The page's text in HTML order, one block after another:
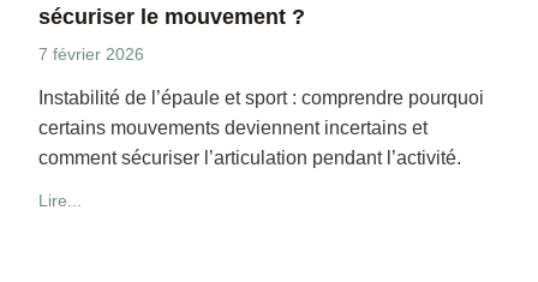
sécuriser le mouvement ?
7 février 2026
Instabilité de l’épaule et sport : comprendre pourquoi
certains mouvements deviennent incertains et
comment sécuriser l’articulation pendant l’activité.
Lire...